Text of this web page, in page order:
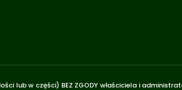
lub w części) BEZ ZGODY właściciela i